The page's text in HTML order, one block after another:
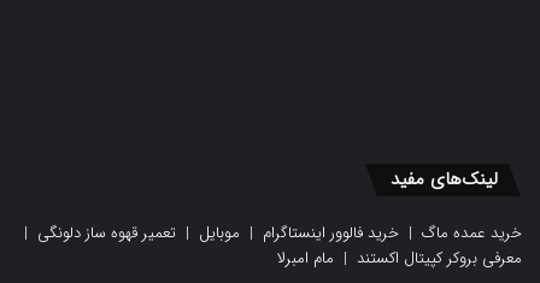
لینک‌های مفید
خرید عمده ماگ | خرید فالوور اینستاگرام | موبایل | تعمیر قهوه ساز دلونگی |
معرفی بروکر کپیتال اکستند | مام امبرلا